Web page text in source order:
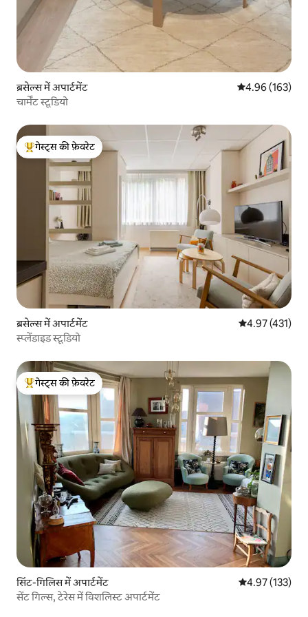
ब्रसेल्स में अपार्टमेंट औसत रेटिंग 5 में से
4.96 (163)
चार्मेंट स्टूडियो
गेस्ट्स का टॉप फ़ेवरेट
गेस्ट्स की फ़ेवरेट
ब्रसेल्स में अपार्टमेंट औसत रेटिंग 5 में से
4.97 (431)
स्प्लेंडाइड स्टूडियो
गेस्ट्स का टॉप फ़ेवरेट
गेस्ट्स की फ़ेवरेट
सिंट-गिलिस में अपार्टमेंट औसत रेटिंग 5 में से
4.97 (133)
सेंट गिल्स, टेरेस में विशलिस्ट अपार्टमेंट